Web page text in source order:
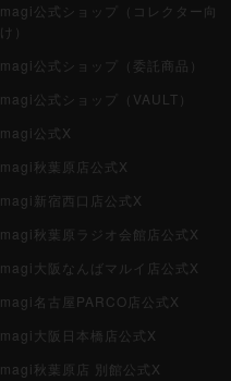
magi公式ショップ（コレクター向
け）
magi公式ショップ（委託商品）
magi公式ショップ（VAULT）
magi公式X
magi秋葉原店公式X
magi新宿西口店公式X
magi秋葉原ラジオ会館店公式X
magi大阪なんばマルイ店公式X
magi名古屋PARCO店公式X
magi大阪日本橋店公式X
magi秋葉原店 別館公式X